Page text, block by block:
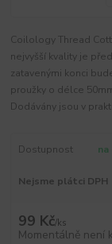
Coilology Thread
nejvyšší kvality je
zatavenými konci
proužky o délce
Dodávány jsou v
Dostupnost
Nejsme plátci DPH
99 Kč/ks
Momentálně není